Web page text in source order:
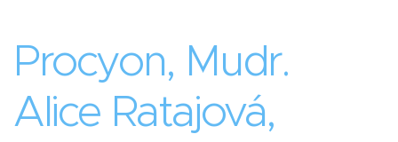
Procyon, Mudr.
Alice Ratajová,